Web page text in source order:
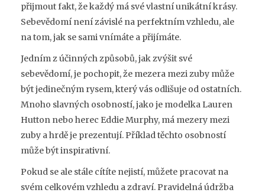
přijmout fakt, že každý má své vlastní unikátní krásy.
Sebevědomí není závislé na perfektním vzhledu, ale
na tom, jak se sami vnímáte a přijímáte.
Jedním z účinných způsobů, jak zvýšit své
sebevědomí, je pochopit, že mezera mezi zuby může
být jedinečným rysem, který vás odlišuje od ostatních.
Mnoho slavných osobností, jako je modelka Lauren
Hutton nebo herec Eddie Murphy, má mezery mezi
zuby a hrdě je prezentují. Příklad těchto osobností
může být inspirativní.
Pokud se ale stále cítíte nejistí, můžete pracovat na
svém celkovém vzhledu a zdraví. Pravidelná údržba